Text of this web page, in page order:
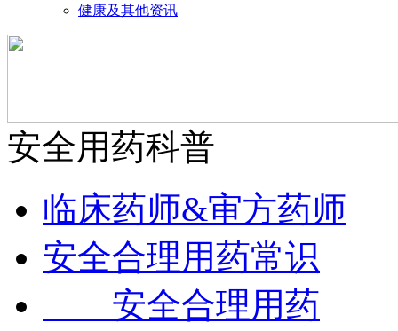
健康及其他资讯
安全用药科普
临床药师&审方药师
安全合理用药常识
安全合理用药